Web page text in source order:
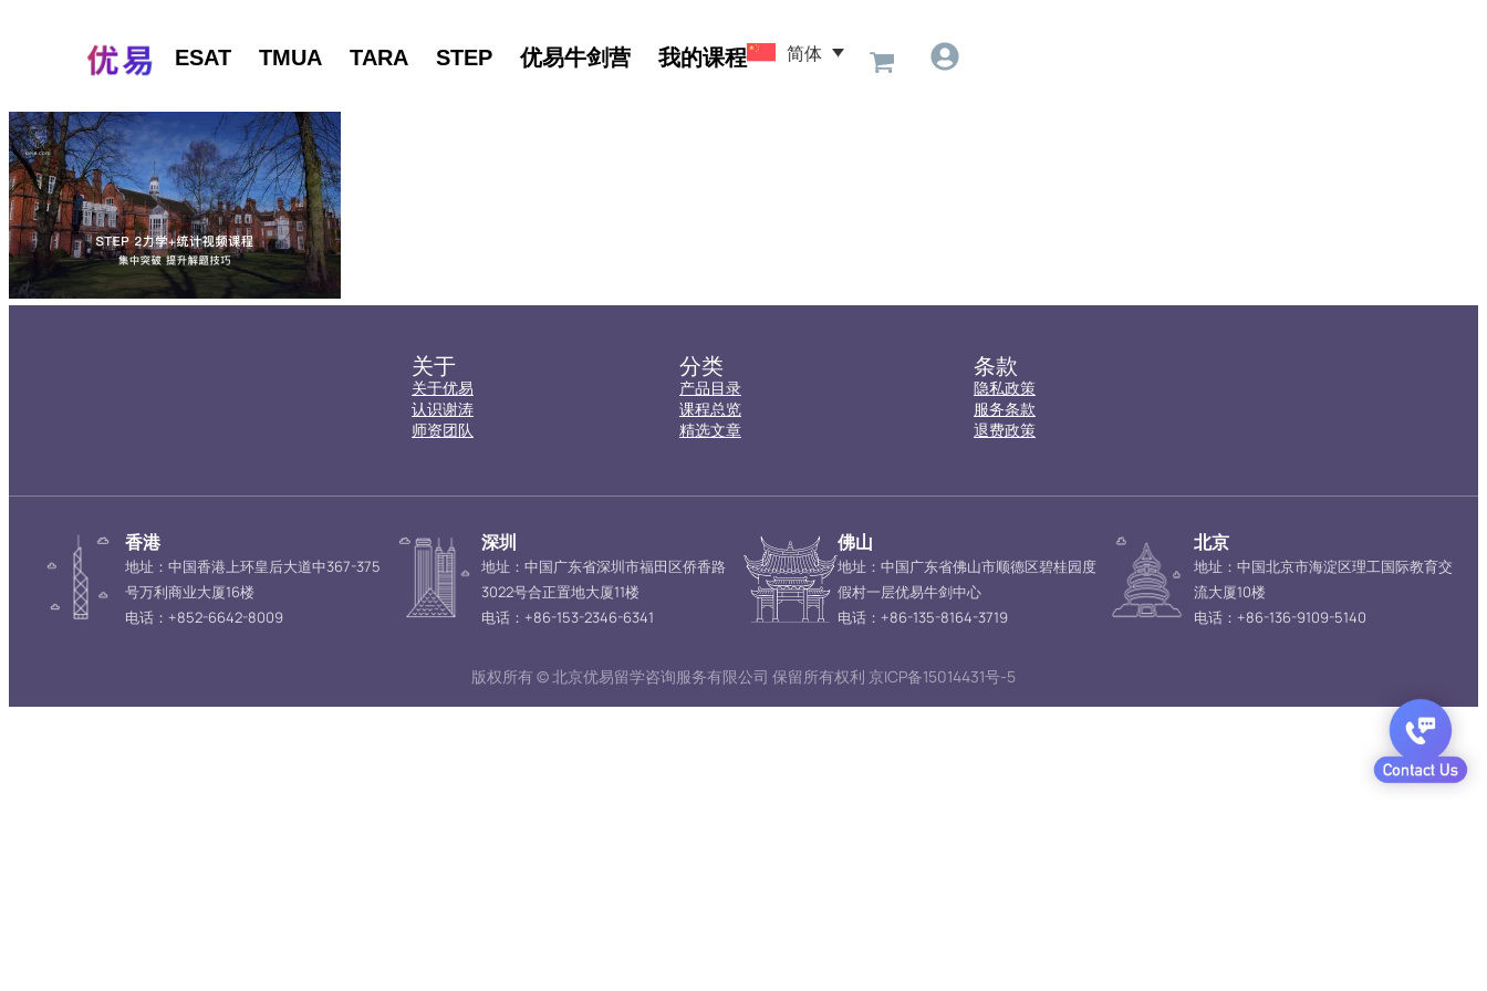
ESAT TMUA TARA STEP 优易牛剑营 我的课程 简体
关于
关于优易
认识谢涛
师资团队
分类
产品目录
课程总览
精选文章
条款
隐私政策
服务条款
退费政策
香港
地址：中国香港上环皇后大道中367-375
号万利商业大厦16楼
电话：+852-6642-8009
深圳
地址：中国广东省深圳市福田区侨香路
3022号合正置地大厦11楼
电话：+86-153-2346-6341
佛山
地址：中国广东省佛山市顺德区碧桂园度
假村一层优易牛剑中心
电话：+86-135-8164-3719
北京
地址：中国北京市海淀区理工国际教育交
流大厦10楼
电话：+86-136-9109-5140
版权所有 © 北京优易留学咨询服务有限公司 保留所有权利 京ICP备15014431号-5